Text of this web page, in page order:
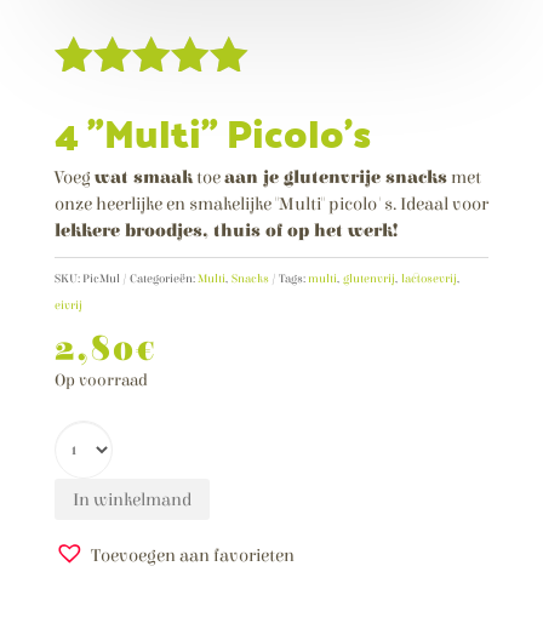
5.00van 5
gebaseerd
op
klantbeoorde
lingen
4 "Multi" Picolo's
Voeg wat smaaktoeaan je glutenvrije snacksmet
onze heerlijke en smakelijke "Multi" picolo's. Ideaal voor
lekkere broodjes, thuis of op het werk!
SKU: PicMul Categorieën:Multi, Snacks Tags: multi, glutenvrij, lactosevrij,
eivrij
2,80€
Op voorraad
In winkelmand
Toevoegen aan favorieten